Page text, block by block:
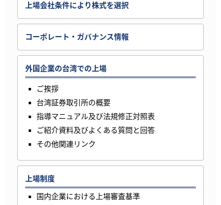
上場会社条件により株式を選択
コーポレート・ガバナンス情報
外国企業の台湾での上場
ご挨拶
台湾証券取引所の概要
指導マニュアル及び法規修正対照表
ご紹介資料及びよくある質問と回答
その他関連リンク
上場制度
国内企業における上場審査基準